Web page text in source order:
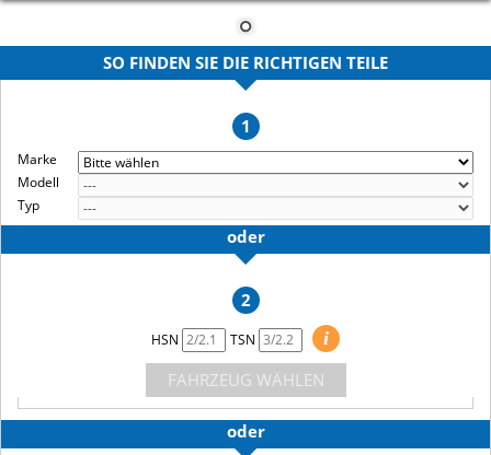
SO FINDEN SIE DIE RICHTIGEN TEILE
1
Marke
Modell
Typ
oder
2
HSN TSN
i
FAHRZEUG WÄHLEN
oder